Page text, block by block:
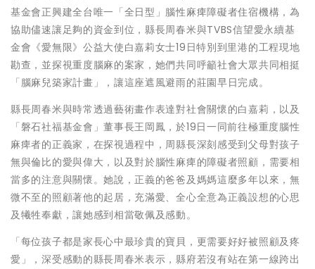
基金會正興建全台唯一「全日型」腦性麻痺障礙者住宿機構，為
協助儘速讓足夠的資金到位，縣長周春米與TVBS信望愛永續基
金會《愛無限》公益大使白嘉莉女士19日特別到里港的工程現地
勘查，並探視重度腦麻的案家，她們共同呼籲社會大眾共同相挺
「腦麻兒築家計畫」，讓這座遮風避雨的莊園早日完成。
縣長周春米與時常透過藝術畫作表達對社會關懷的白嘉莉，以及
「磐石社福基金會」董事長王岡鳳，於19日一同前往極重度腦性
麻痺者的正義家，在探視過程中，周縣長深刻感受到父母對孩子
無與倫比的愛與偉大，以及對於腦性麻痺的障礙者照顧，需要相
當多的注意與關懷。她說，正義的爸爸及媽媽這麼多年以來，無
微不至的照顧著他的起居，充滿愛、全心全意為正義設想的心思
及犧牲奉獻，讓她感到相當敬佩及感動。
「每位孩子都是家長心中最珍貴的寶貝，更需要好好被照顧及疼
愛」，深受感動的縣長周春米表示，縣府若沒有站在第一線跨出